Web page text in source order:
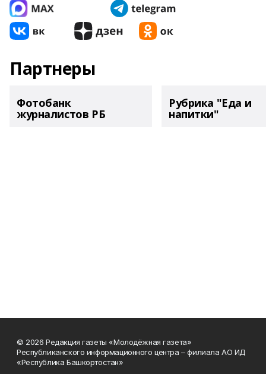
Партнеры
Фотобанк
журналистов РБ
Рубрика "Еда и
напитки"
© 2026 Редакция газеты «Молодёжная газета»
Республиканского информационного центра – филиала АО ИД
«Республика Башкортостан»